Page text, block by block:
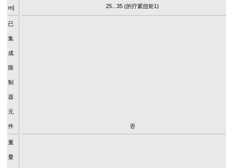
m] 25...35 (的拧紧扭矩1)
已
集
成
限
制
器
元
件 否
重
量